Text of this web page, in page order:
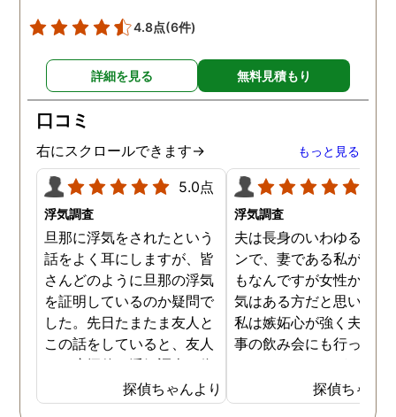
4.8点(6件)
詳細を見る 無料見積もり
口コミ
右にスクロールできます→ もっと見る
5.0点
浮気調査
旦那に浮気をされたという
話をよく耳にしますが、皆
さんどのように旦那の浮気
を証明しているのか疑問で
した。先日たまたま友人と
この話をしていると、友人
は一度探偵に浮気調査を依
頼したことがあるとのこと
でした。その手があったか
探偵ちゃんより
浮気調査
夫は長身のいわゆるイケ
ンで、妻である私が言う
もなんですが女性からの
気はある方だと思います
私は嫉妬心が強く夫には
事の飲み会にも行ってほ
いに探偵に夫の浮気調査
依頼してしまいました。
探偵ちゃん